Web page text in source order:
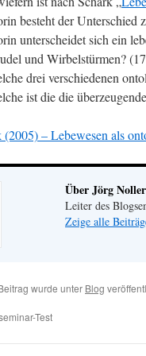
besteht der Unterschied
unterscheidet sich ein
und Wirbelstürmen?
drei verschiedenen
ist die die
(2005) – Lebewesen als
Über Jörg Noller
Leiter des
Zeige alle
wurde unter Blog
Test